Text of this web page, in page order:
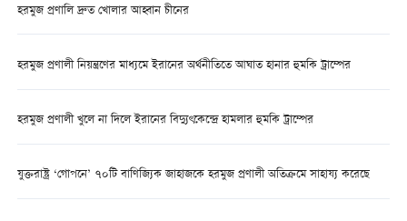
হরমুজ প্রণালি দ্রুত খোলার আহ্বান চীনের
হরমুজ প্রণালী নিয়ন্ত্রণের মাধ্যমে ইরানের অর্থনীতিতে আঘাত হানার হুমকি ট্রাম্পের
হরমুজ প্রণালী খুলে না দিলে ইরানের বিদ্যুৎকেন্দ্রে হামলার হুমকি ট্রাম্পের
যুক্তরাষ্ট্র ‘গোপনে’ ৭০টি বাণিজ্যিক জাহাজকে হরমুজ প্রণালী অতিক্রমে সাহায্য করেছে